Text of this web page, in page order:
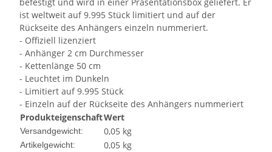
ist weltweit auf 9.995 Stück limitiert und auf der
Rückseite des Anhängers einzeln nummeriert.
- Offiziell lizenziert
- Anhänger 2 cm Durchmesser
- Kettenlänge 50 cm
- Leuchtet im Dunkeln
- Limitiert auf 9.995 Stück
- Einzeln auf der Rückseite des Anhängers nummeriert
ProdukteigenschaftWert
Versandgewicht: 0,05 kg
Artikelgewicht: 0,05 kg